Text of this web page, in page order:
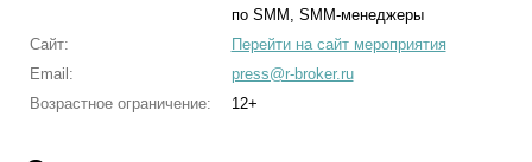
по SMM, SMM-менеджеры
Сайт:
Перейти на сайт мероприятия
Email:
press@r-broker.ru
Возрастное ограничение:
12+